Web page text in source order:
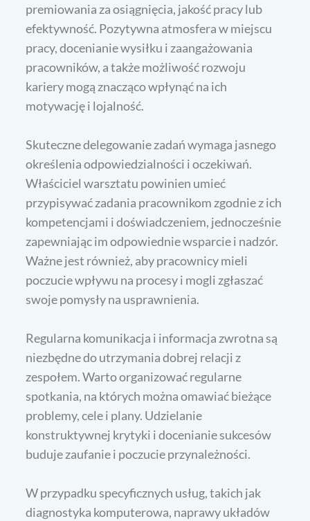
premiowania za osiągnięcia, jakość pracy lub
efektywność. Pozytywna atmosfera w miejscu
pracy, docenianie wysiłku i zaangażowania
pracowników, a także możliwość rozwoju
kariery mogą znacząco wpłynąć na ich
motywację i lojalność.
Skuteczne delegowanie zadań wymaga jasnego
określenia odpowiedzialności i oczekiwań.
Właściciel warsztatu powinien umieć
przypisywać zadania pracownikom zgodnie z ich
kompetencjami i doświadczeniem, jednocześnie
zapewniając im odpowiednie wsparcie i nadzór.
Ważne jest również, aby pracownicy mieli
poczucie wpływu na procesy i mogli zgłaszać
swoje pomysły na usprawnienia.
Regularna komunikacja i informacja zwrotna są
niezbędne do utrzymania dobrej relacji z
zespołem. Warto organizować regularne
spotkania, na których można omawiać bieżące
problemy, cele i plany. Udzielanie
konstruktywnej krytyki i docenianie sukcesów
buduje zaufanie i poczucie przynależności.
W przypadku specyficznych usług, takich jak
diagnostyka komputerowa, naprawy układów